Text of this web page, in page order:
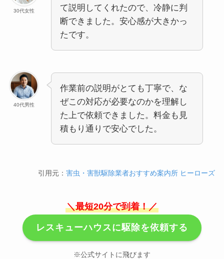
30代女性
て説明してくれたので、冷静に判
断できました。安心感が大きかっ
たです。
40代男性
作業前の説明がとても丁寧で、な
ぜこの対応が必要なのかを理解し
た上で依頼できました。料金も見
積もり通りで安心でした。
引用元：害虫・害獣駆除業者おすすめ案内所 ヒーローズ
＼最短20分で到着！／
レスキューハウスに駆除を依頼する
※公式サイトに飛びます